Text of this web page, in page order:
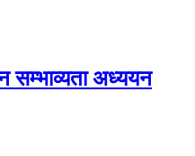
सम्भाव्यता अध्ययन